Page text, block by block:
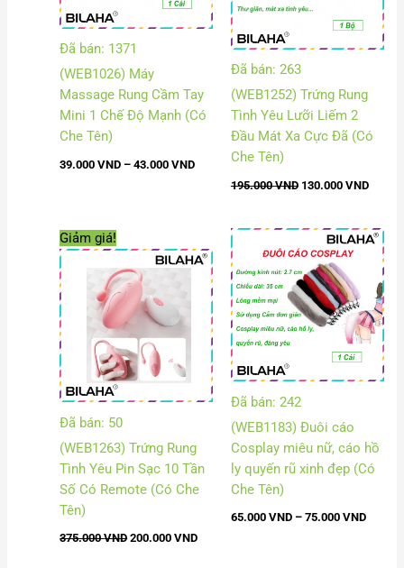
Đã bán: 1371
(WEB1026) Máy
Massage Rung Cầm Tay
Mini 1 Chế Độ Mạnh (Có
Che Tên)
39.000VND – 43.000VND
Đã bán: 263
(WEB1252) Trứng Rung
Tình Yêu Lưỡi Liếm 2
Đầu Mát Xa Cực Đã (Có
Che Tên)
195.000VND 130.000 VND
Giảm giá!
Đã bán: 50
(WEB1263) Trứng Rung
Tình Yêu Pin Sạc 10 Tần
Số Có Remote (Có Che
Tên)
375.000VND
gốc
là:
375.000 VND.
200.000VND
hiện
tại
200.000 VND.
Đã bán: 242
(WEB1183) Đuôi cáo
Cosplay miêu nữ, cáo hồ
ly quyến rũ xinh đẹp (Có
Che Tên)
65.000 VND – 75.000 VND
Khoảng
giá:
đến
75.000